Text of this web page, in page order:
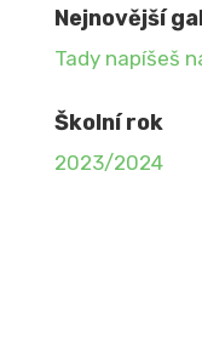
Nejnovější
Tady napíšeš
Školní rok
2023/2024